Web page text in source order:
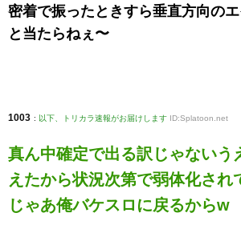
密着で振ったときすら垂直方向の
と当たらねぇ〜
1003 : 以下、トリカラ速報がお届けします ID:Splatoon.net
真ん中確定で出る訳じゃないう
えたから状況次第で弱体化され
じゃあ俺バケスロに戻るからw